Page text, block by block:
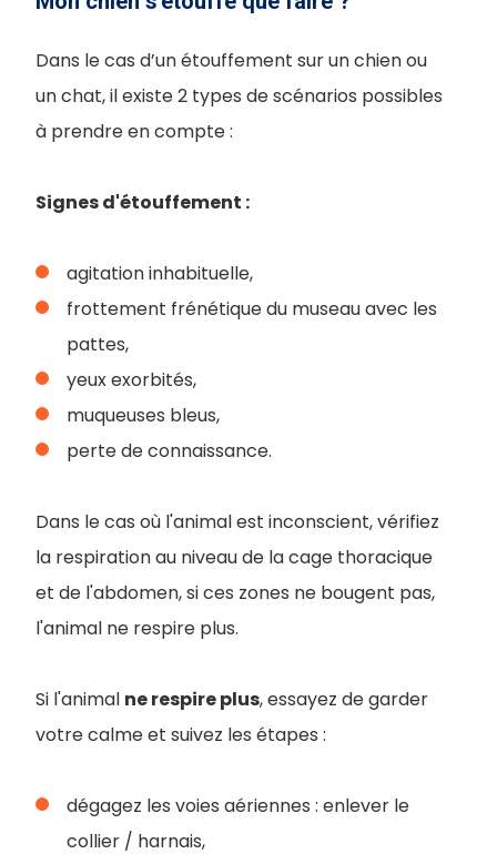
Dans le cas d’un étouffement sur un chien ou
un chat, il existe 2 types de scénarios possibles
à prendre en compte :
Signes d'étouffement :
agitation inhabituelle,
frottement frénétique du museau avec les
pattes,
yeux exorbités,
muqueuses bleus,
perte de connaissance.
Dans le cas où l'animal est inconscient, vérifiez
la respiration au niveau de la cage thoracique
et de l'abdomen, si ces zones ne bougent pas,
l'animal ne respire plus.
Si l'animal ne respire plus, essayez de garder
votre calme et suivez les étapes :
dégagez les voies aériennes : enlever le
collier / harnais,